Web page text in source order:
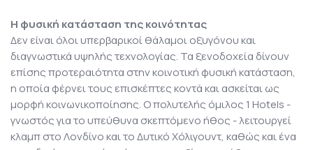
Η φυσική κατάσταση της κοινότητας
Δεν είναι όλοι υπερβαρικοί θάλαμοι οξυγόνου και
διαγνωστικά υψηλής τεχνολογίας. Τα ξενοδοχεία δίνουν
επίσης προτεραιότητα στην κοινοτική φυσική κατάσταση,
η οποία φέρνει τους επισκέπτες κοντά και ασκείται ως
μορφή κοινωνικοποίησης. Ο πολυτελής όμιλος 1 Hotels -
γνωστός για το υπεύθυνα σκεπτόμενο ήθος - λειτουργεί
κλαμπ στο Λονδίνο και το Δυτικό Χόλιγουντ, καθώς και ένα